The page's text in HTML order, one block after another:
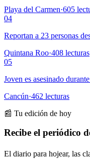
Playa del Carmen·605
04
Reportan a 23 personas
Quintana Roo·408 lecturas
05
Joven es asesinado
Cancún·462 lecturas
📰 Tu edición de hoy
Recibe el periódico
El diario para hojear, las